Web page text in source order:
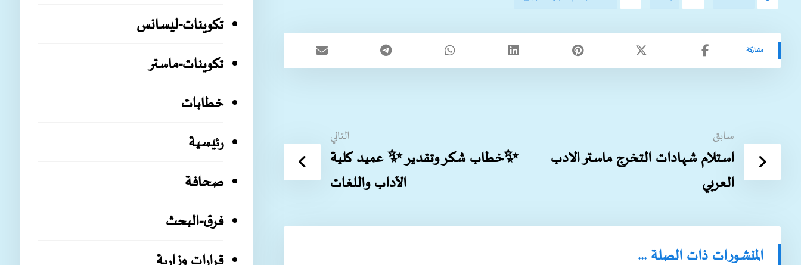
سابق
استلام شهادات التخرج ماستر الادب
العربي
التالي
✨️خطاب شكر وتقدير ✨️ عميد كلية
الآداب واللغات
المنشورات ذات الصلة ...
تكوينات-ليسانس
تكوينات-ماستر
خطابات
رئيسية
صحافة
فرق-البحث